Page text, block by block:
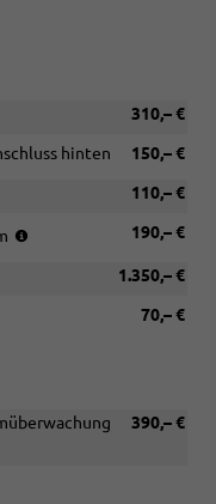
310,– €
150,– €
hinten
110,– €
190,– €
Reserverad
1.350,– €
70,– €
390,– €